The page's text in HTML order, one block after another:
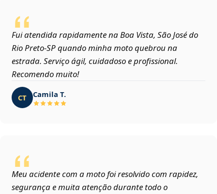
Fui atendida rapidamente na Boa Vista, São José do
Rio Preto‑SP quando minha moto quebrou na
estrada. Serviço ágil, cuidadoso e profissional.
Recomendo muito!
CT Camila T.
Meu acidente com a moto foi resolvido com rapidez,
segurança e muita atenção durante todo o